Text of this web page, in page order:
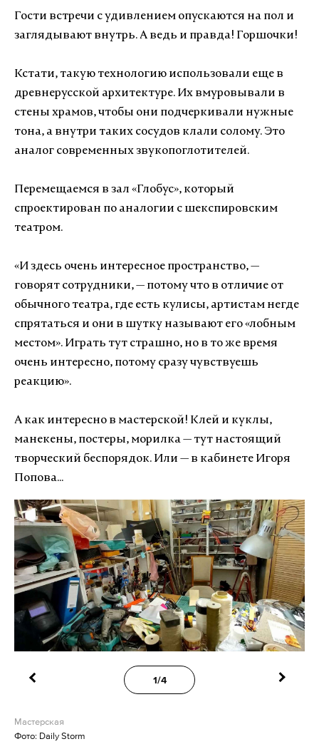
Гости встречи с удивлением опускаются на пол и
заглядывают внутрь. А ведь и правда! Горшочки!
Кстати, такую технологию использовали еще в
древнерусской архитектуре. Их вмуровывали в
стены храмов, чтобы они подчеркивали нужные
тона, а внутри таких сосудов клали солому. Это
аналог современных звукопоглотителей.
Перемещаемся в зал «Глобус», который
спроектирован по аналогии с шекспировским
театром.
«И здесь очень интересное пространство, —
говорят сотрудники, — потому что в отличие от
обычного театра, где есть кулисы, артистам негде
спрятаться и они в шутку называют его «лобным
местом». Играть тут страшно, но в то же время
очень интересно, потому сразу чувствуешь
реакцию».
А как интересно в мастерской! Клей и куклы,
манекены, постеры, морилка— тут настоящий
творческий беспорядок. Или — в кабинете Игоря
Попова...
1/4
Мастерская
Фото: Daily Storm